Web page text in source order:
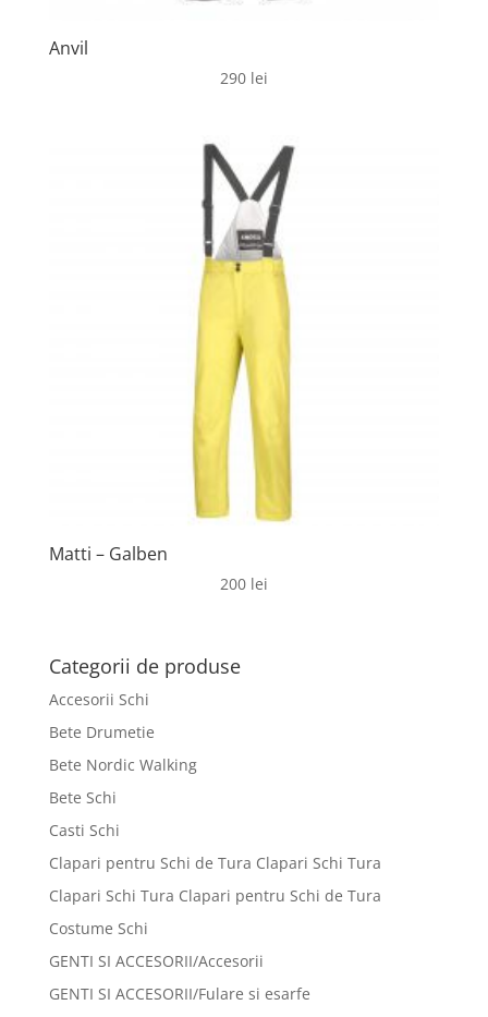
Anvil
290 lei
Matti – Galben
200 lei
Categorii de produse
Accesorii Schi
Bete Drumetie
Bete Nordic Walking
Bete Schi
Casti Schi
Clapari pentru Schi de Tura Clapari Schi Tura
Clapari Schi Tura Clapari pentru Schi de Tura
Costume Schi
GENTI SI ACCESORII/Accesorii
GENTI SI ACCESORII/Fulare si esarfe